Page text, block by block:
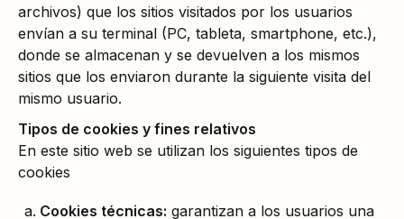
archivos) que los sitios visitados por los usuarios
envían a su terminal (PC, tableta, smartphone, etc.),
donde se almacenan y se devuelven a los mismos
sitios que los enviaron durante la siguiente visita del
mismo usuario.
Tipos de cookies y fines relativos
En este sitio web se utilizan los siguientes tipos de
cookies
Cookies técnicas: garantizan a los usuarios una